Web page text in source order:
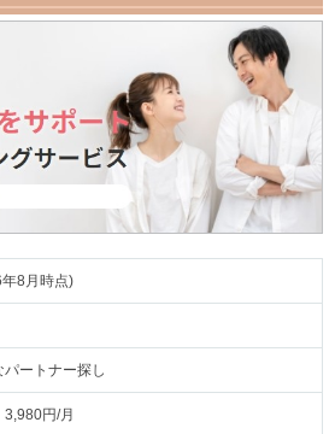
8月時点)
ートナー探し
円/月